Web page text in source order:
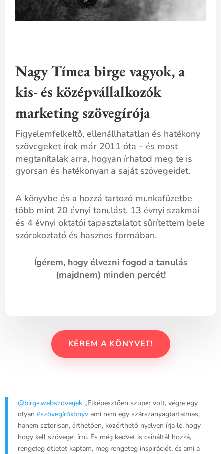
Nagy Tímea birge vagyok, a
kis- és középvállalkozók
marketing szövegírója
Figyelemfelkeltő, ellenállhatatlan és hatékony
szövegeket írok már 2011 óta – és most
megtanítalak arra, hogyan írhatod meg te is
gyorsan és hatékonyan a saját szövegeidet.
A könyvbe és a hozzá tartozó munkafüzetbe
több mint 20 évnyi tanulást, 13 évnyi szakmai
és 4 évnyi oktatói tapasztalatot sűrítettem bele
szórakoztató és hasznos formában.
Ígérem, hogy élvezni fogod a tanulás
(majdnem) minden percét!
KÉREM A KÖNYVET!
@birge.webszovegek „Elképesztően szuper volt, végre egy
olyan#szövegírókönyv ami nem egy szárazanyagtartalmas,
hanem sztorisan, érthetően, közérthető nyelven írja le, hogy
hogy kell szöveget írni. És még kedvet is csináltál hozzá,
rengeteg ötletet kaptam, meg rengeteg inspirációt, és ami a